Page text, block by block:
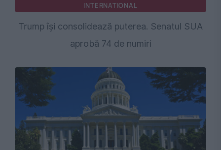
INTERNATIONAL
Trump își consolidează puterea. Senatul SUA
aprobă 74 de numiri